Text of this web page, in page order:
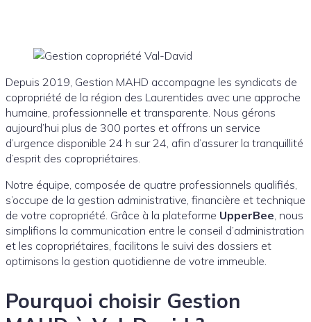
Depuis 2019, Gestion MAHD accompagne les syndicats de
copropriété de la région des Laurentides avec une approche
humaine, professionnelle et transparente. Nous gérons
aujourd’hui plus de 300 portes et offrons un service
d’urgence disponible 24 h sur 24, afin d’assurer la tranquillité
d’esprit des copropriétaires.
Notre équipe, composée de quatre professionnels qualifiés,
s’occupe de la gestion administrative, financière et technique
de votre copropriété. Grâce à la plateforme UpperBee , nous
simplifions la communication entre le conseil d’administration
et les copropriétaires, facilitons le suivi des dossiers et
optimisons la gestion quotidienne de votre immeuble.
Pourquoi choisir Gestion